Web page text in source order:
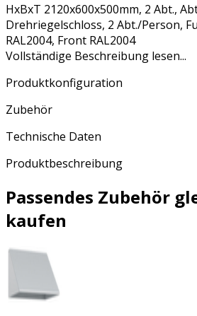
HxBxT 2120x600x500mm, 2 Abt.,
Drehriegelschloss, 2 Abt./Person,
RAL2004, Front RAL2004
Vollständige Beschreibung lesen...
Produktkonfiguration
Zubehör
Technische Daten
Produktbeschreibung
Passendes Zubehör
kaufen